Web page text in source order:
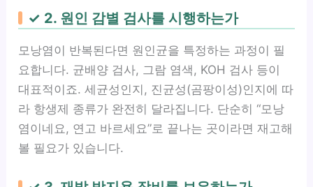
✓ 2. 원인 감별 검사를 시행하는가
모낭염이 반복된다면 원인균을 특정하는 과정이 필
요합니다. 균배양 검사, 그람 염색, KOH 검사 등이
대표적이죠. 세균성인지, 진균성(곰팡이성)인지에 따
라 항생제 종류가 완전히 달라집니다. 단순히 “모낭
염이네요, 연고 바르세요”로 끝나는 곳이라면 재고해
볼 필요가 있습니다.